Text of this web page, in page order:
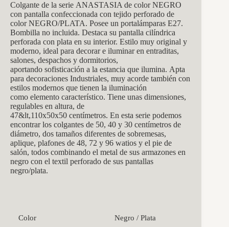
Colgante de la serie ANASTASIA de color NEGRO
con pantalla confeccionada con tejido perforado de
color NEGRO/PLATA. Posee un portalámparas E27.
Bombilla no incluida. Destaca su pantalla cilíndrica
perforada con plata en su interior. Estilo muy original y
moderno, ideal para decorar e iluminar en entraditas,
salones, despachos y dormitorios,
aportando sofisticación a la estancia que ilumina. Apta
para decoraciones Industriales, muy acorde también con
estilos modernos que tienen la iluminación
como elemento característico. Tiene unas dimensiones,
regulables en altura, de
47&lt,110x50x50 centímetros. En esta serie podemos
encontrar los colgantes de 50, 40 y 30 centímetros de
diámetro, dos tamaños diferentes de sobremesas,
aplique, plafones de 48, 72 y 96 watios y el pie de
salón, todos combinando el metal de sus armazones en
negro con el textil perforado de sus pantallas
negro/plata.
Color Negro / Plata